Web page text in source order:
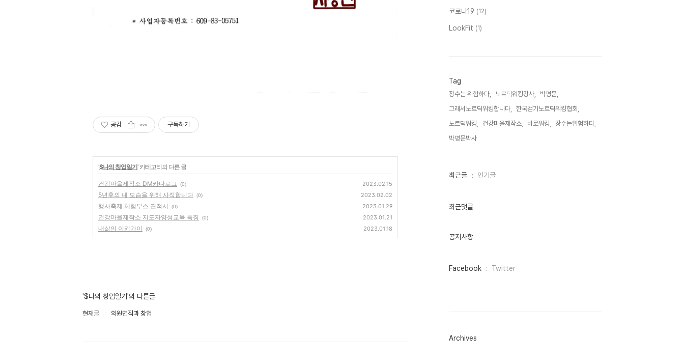
공감 구독하기
'$나의 창업일기' 카테고리의 다른 글
건강마을제작소 DM카다로그 (0) 2023.02.15
5년후의 내 모습을 위해 사직합니다 (0) 2023.02.02
행사축제 체험부스 견적서 (0) 2023.01.29
건강마을제작소 지도자양성교육 특징 (0) 2023.01.21
내삶의 이키가이 (0) 2023.01.18
'$나의 창업일기'의 다른글
현재글 의원면직과 창업
코로나19 (12)
LookFit (1)
Tag
장수는 위험하다, 노르딕워킹강사,
박평문,
그래서노르딕워킹합니다,
한국걷기노르딕워킹협회,
노르딕워킹,
건강마을제작소, 바로워킹,
장수는위험하다,
박평문박사,
최
인
최근글 인기글
최근댓글
공지사항
페
그
Facebook Twitter
Archives